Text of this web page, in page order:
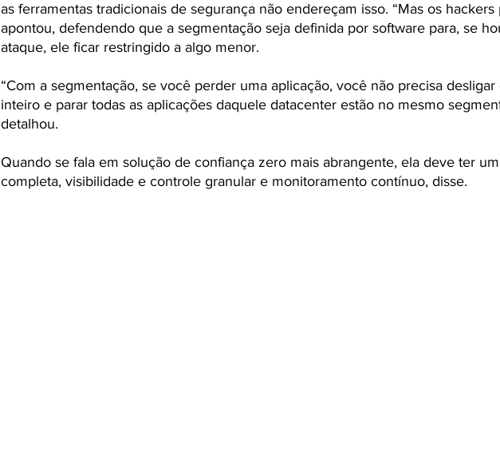
as ferramentas tradicionais de segurança não endereçam isso. “Mas os hackers
apontou, defendendo que a segmentação seja definida por software para, se
ataque, ele ficar restringido a algo menor.
“Com a segmentação, se você perder uma aplicação, você não precisa
inteiro e parar todas as aplicações daquele datacenter estão no mesmo
detalhou.
Quando se fala em solução de confiança zero mais abrangente, ela deve ter
completa, visibilidade e controle granular e monitoramento contínuo, disse.